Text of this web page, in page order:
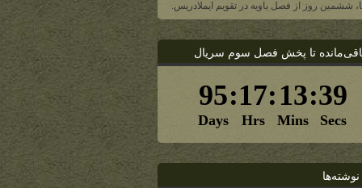
ششمین روز از فصل یاویه در تقویم ایملادریس.
تا پخش فصل سوم سریال
نوشته‌ها